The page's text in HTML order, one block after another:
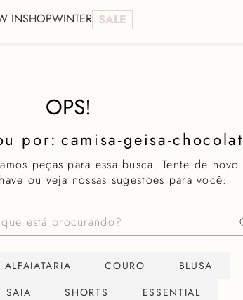
INSHOPWINTER SALE
OPS!
camisa-geisa-
peças para essa busca. Tente de novo
ou veja nossas sugestões para você:
ALFAIATARIA COURO
BLUSA
SAIA SHORTS
ESSENTIAL